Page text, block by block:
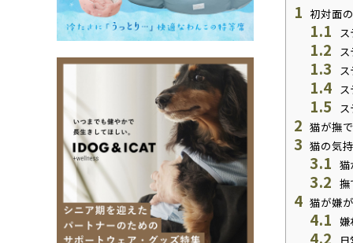
1 初対面
1.1
1.2
1.3
1.4
1.5
2 猫が撫
3 猫の気
3.1 猫
3.2 撫
4 猫が嫌
4.1 嫌
4.2